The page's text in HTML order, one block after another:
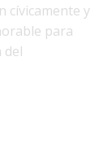
cívicamente y
para
del